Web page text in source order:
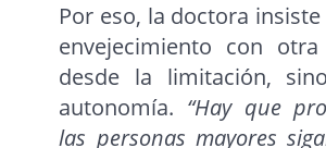
Por eso, la doctora
envejecimiento con
desde la limitación,
autonomía. “Hay que
las personas mayores